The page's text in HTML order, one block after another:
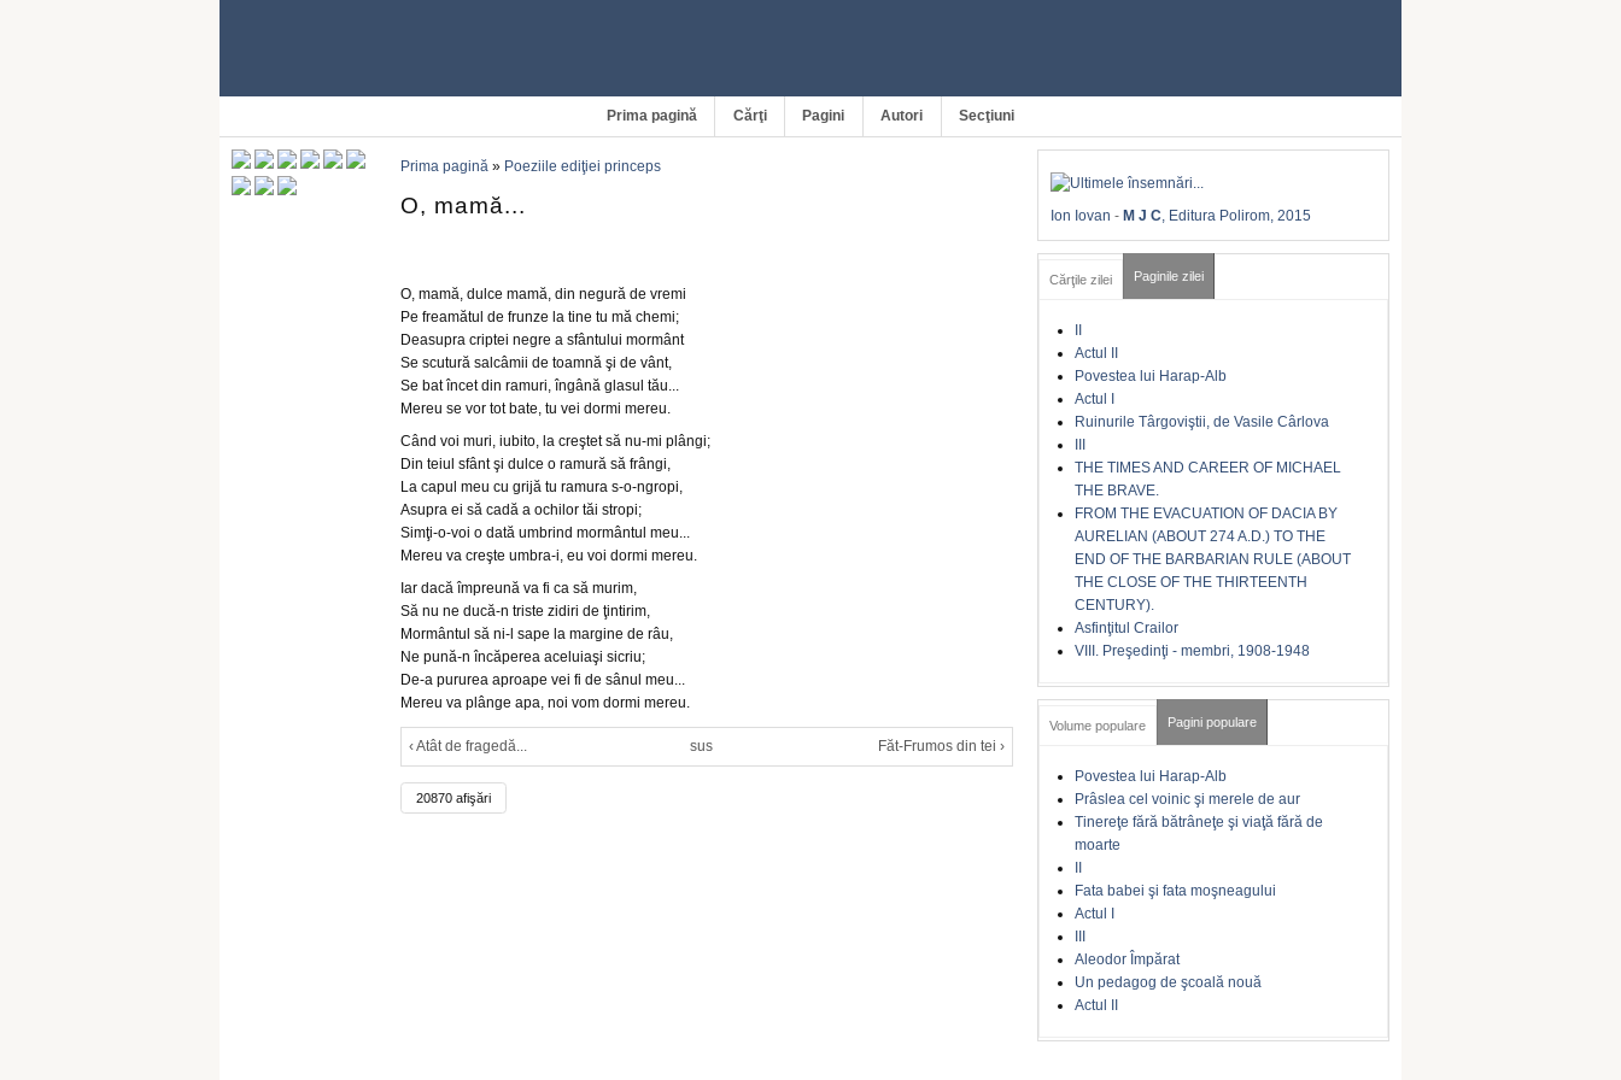
Prima pagină Cărţi Pagini Autori Secţiuni
Prima pagină » Poeziile ediţiei princeps
O, mamă...
O, mamă, dulce mamă, din negură de vremi
Pe freamătul de frunze la tine tu mă chemi;
Deasupra criptei negre a sfântului mormânt
Se scutură salcâmii de toamnă şi de vânt,
Se bat încet din ramuri, îngână glasul tău...
Mereu se vor tot bate, tu vei dormi mereu.
Când voi muri, iubito, la creştet să nu-mi plângi;
Din teiul sfânt şi dulce o ramură să frângi,
La capul meu cu grijă tu ramura s-o-ngropi,
Asupra ei să cadă a ochilor tăi stropi;
Simţi-o-voi o dată umbrind mormântul meu...
Mereu va creşte umbra-i, eu voi dormi mereu.
Iar dacă împreună va fi ca să murim,
Să nu ne ducă-n triste zidiri de ţintirim,
Mormântul să ni-l sape la margine de râu,
Ne pună-n încăperea aceluiaşi sicriu;
De-a pururea aproape vei fi de sânul meu...
Mereu va plânge apa, noi vom dormi mereu.
‹ Atât de fragedă... sus Făt-Frumos din tei ›
20870 afişări
Ion Iovan - M J C, Editura Polirom, 2015
Cărţile zilei Paginile zilei
Actul II
Povestea lui Harap-Alb
Actul I
Ruinurile Târgoviştii, de Vasile Cârlova
THE TIMES AND CAREER OF MICHAEL
THE BRAVE.
FROM THE EVACUATION OF DACIA BY
AURELIAN (ABOUT 274 A.D.) TO THE
END OF THE BARBARIAN RULE (ABOUT
THE CLOSE OF THE THIRTEENTH
CENTURY).
Asfinţitul Crailor
VIII. Preşedinţi - membri, 1908-1948
Volume populare Pagini populare
Povestea lui Harap-Alb
Prâslea cel voinic şi merele de aur
Tinereţe fără bătrâneţe şi viaţă fără de
moarte
Fata babei şi fata moşneagului
Actul I
Aleodor Împărat
Un pedagog de şcoală nouă
Actul II